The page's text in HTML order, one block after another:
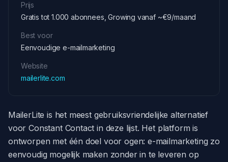
Prijs
Gratis tot 1.000 abonnees, Growing vanaf ~€9/maand
Best voor
Eenvoudige e-mailmarketing
Website
mailerlite.com
MailerLite is het meest gebruiksvriendelijke alternatief
voor Constant Contact in deze lijst. Het platform is
ontworpen met één doel voor ogen: e-mailmarketing zo
eenvoudig mogelijk maken zonder in te leveren op